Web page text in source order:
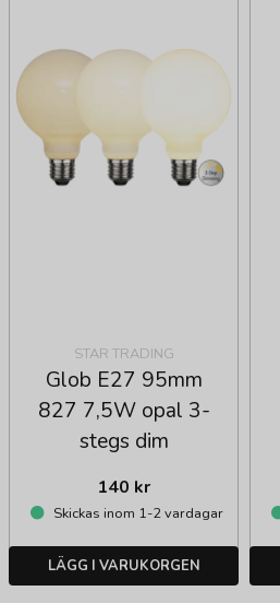
STAR TRADING
Glob E27 95mm
827 7,5W opal 3-
stegs dim
140 kr
Skickas inom 1-2 vardagar
LÄGG I VARUKORGEN